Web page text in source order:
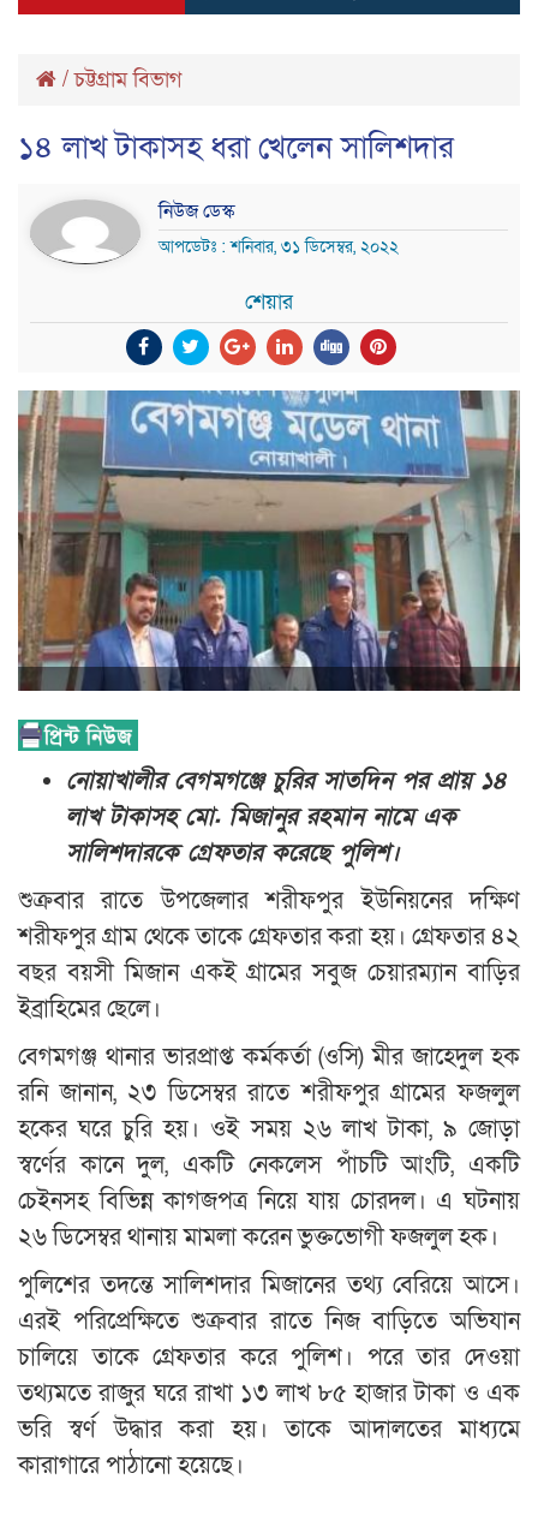
/চট্টগ্রাম বিভাগ
১৪ লাখ টাকাসহ ধরা খেলেন সালিশদার
নিউজ ডেস্ক
আপডেটঃ : শনিবার, ৩১ ডিসেম্বর, ২০২২
শেয়ার
নোয়াখালীর বেগমগঞ্জে চুরির সাতদিন পর প্রায় ১৪
লাখ টাকাসহ মো. মিজানুর রহমান নামে এক
সালিশদারকে গ্রেফতার করেছে পুলিশ।
শুক্রবার রাতে উপজেলার শরীফপুর ইউনিয়নের দক্ষিণ
শরীফপুর গ্রাম থেকে তাকে গ্রেফতার করা হয়। গ্রেফতার ৪২
বছর বয়সী মিজান একই গ্রামের সবুজ চেয়ারম্যান বাড়ির
ইব্রাহিমের ছেলে।
বেগমগঞ্জ থানার ভারপ্রাপ্ত কর্মকর্তা (ওসি) মীর জাহেদুল হক
রনি জানান, ২৩ ডিসেম্বর রাতে শরীফপুর গ্রামের ফজলুল
হকের ঘরে চুরি হয়। ওই সময় ২৬ লাখ টাকা, ৯ জোড়া
স্বর্ণের কানে দুল, একটি নেকলেস পাঁচটি আংটি, একটি
চেইনসহ বিভিন্ন কাগজপত্র নিয়ে যায় চোরদল। এ ঘটনায়
২৬ ডিসেম্বর থানায় মামলা করেন ভুক্তভোগী ফজলুল হক।
পুলিশের তদন্তে সালিশদার মিজানের তথ্য বেরিয়ে আসে।
এরই পরিপ্রেক্ষিতে শুক্রবার রাতে নিজ বাড়িতে অভিযান
চালিয়ে তাকে গ্রেফতার করে পুলিশ। পরে তার দেওয়া
তথ্যমতে রাজুর ঘরে রাখা ১৩ লাখ ৮৫ হাজার টাকা ও এক
ভরি স্বর্ণ উদ্ধার করা হয়। তাকে আদালতের মাধ্যমে
কারাগারে পাঠানো হয়েছে।